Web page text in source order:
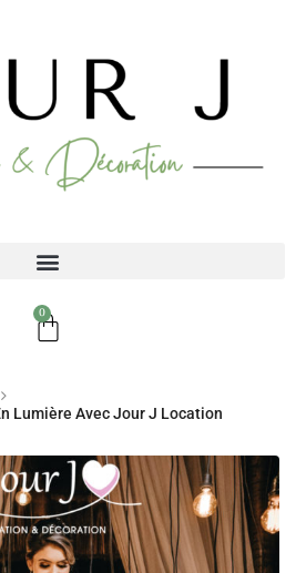
0
Lumière Avec Jour J Location